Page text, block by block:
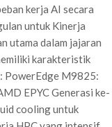
kerja AI secara
untuk Kinerja
utama dalam jajaran
karakteristik
PowerEdge M9825:
EPYC Generasi ke-
cooling untuk